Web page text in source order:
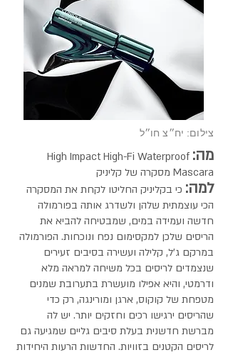
צילום: יח״צ חו״ל
מה: High Impact High-Fi Waterproof
Mascara מסקרה של קליניק
למה: כי בקליניק החליטו לקחת את המסקרה
הכי עוצמתית שלהן ולשדרג אותה בפורמולה
חדשה ועמידה במים, שמבטיחה להביא את
הריסים שלכן למקסימום נפח ונוכחות. הפורמולה
במרקם ג'ל, קלילה ועשירה בסיבים זעירים
שנצמדים לריסים בכל משיחה למראה מלא
ודרמטי, והיא אפילו מועשרת בתערובת שמנים
מטפחת של קוקוס, ארגן ומורינגה, רק כדי
שהריסים ירגישו רכים וחזקים יותר. יש לה
מברשת חדשנית בעלת סיבים גליים שמגיעה גם
לריסים הקטנים בזוויות. החדשות הרעות היחידות